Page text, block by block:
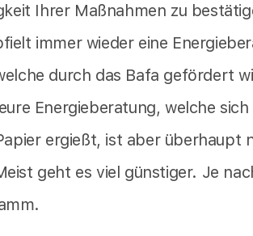
Ihrer Maßnahmen zu
immer wieder eine
durch das Bafa gefördert
Energieberatung, welche
ergießt, ist aber überhaupt
geht es viel günstiger. Je